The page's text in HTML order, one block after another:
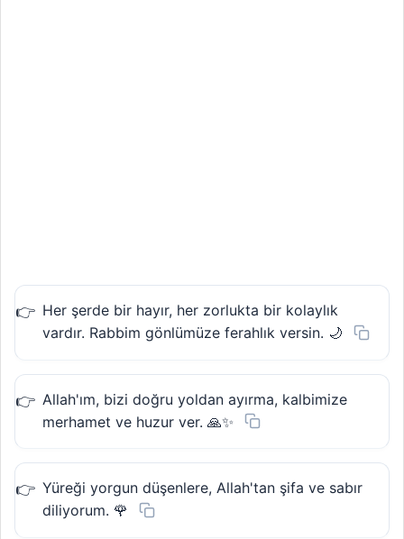
Her şerde bir hayır, her zorlukta bir kolaylık
vardır. Rabbim gönlümüze ferahlık versin. 🌙
Allah'ım, bizi doğru yoldan ayırma, kalbimize
merhamet ve huzur ver. 🙏✨
Yüreği yorgun düşenlere, Allah'tan şifa ve sabır
diliyorum. 🌹